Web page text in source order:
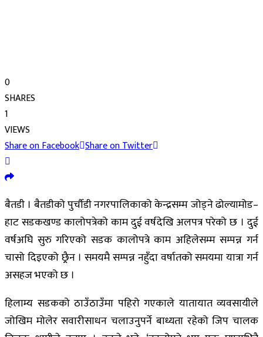
0
SHARES
1
VIEWS
Share on Facebook Share on Twitter
बैतडी । बैतडीको पुर्चौडी नगरपालिकाको केन्द्रसम्म जोड्ने ढोल्यामोड–
हाट सडकखण्ड कालोपत्रेको काम दुई वर्षदेखि अलपत्र परेको छ । दुई
वर्षअघि सुरु गरिएको सडक कालोपत्रे काम अहिलेसम्म सम्पन्न गर्न
चासो दिइएको छ्र्रैन । समयमै सम्पन्न नहुँदा वर्षातको समयमा यात्रा गर्न
असहज भएको छ ।
हिलाम्य सडकको ठाउँठाउँमा पहिरो गएकाले यातायात व्यवसायीले
जोखिम मोलेर सवारीसाधन चलाउनुपर्ने बाध्यता रहेको जिप चालक